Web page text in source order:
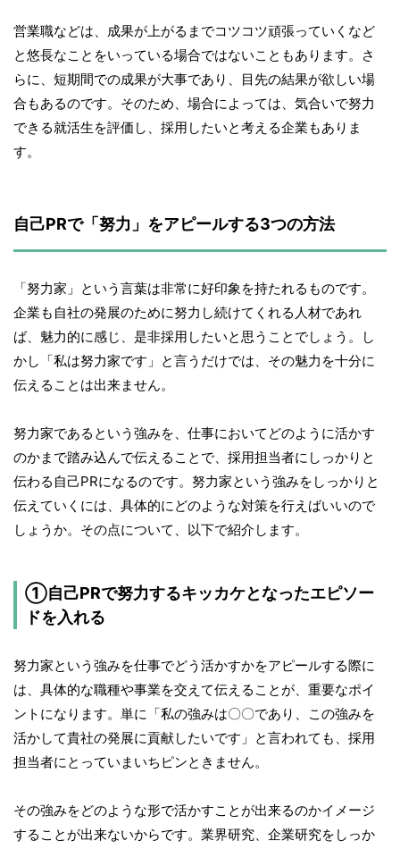
営業職などは、成果が上がるまでコツコツ頑張っていくなど
と悠長なことをいっている場合ではないこともあります。さ
らに、短期間での成果が大事であり、目先の結果が欲しい場
合もあるのです。そのため、場合によっては、気合いで努力
できる就活生を評価し、採用したいと考える企業もありま
す。
自己PRで「努力」をアピールする3つの方法
「努力家」という言葉は非常に好印象を持たれるものです。
企業も自社の発展のために努力し続けてくれる人材であれ
ば、魅力的に感じ、是非採用したいと思うことでしょう。し
かし「私は努力家です」と言うだけでは、その魅力を十分に
伝えることは出来ません。
努力家であるという強みを、仕事においてどのように活かす
のかまで踏み込んで伝えることで、採用担当者にしっかりと
伝わる自己PRになるのです。努力家という強みをしっかりと
伝えていくには、具体的にどのような対策を行えばいいので
しょうか。その点について、以下で紹介します。
①自己PRで努力するキッカケとなったエピソー
ドを入れる
努力家という強みを仕事でどう活かすかをアピールする際に
は、具体的な職種や事業を交えて伝えることが、重要なポイ
ントになります。単に「私の強みは〇〇であり、この強みを
活かして貴社の発展に貢献したいです」と言われても、採用
担当者にとっていまいちピンときません。
その強みをどのような形で活かすことが出来るのかイメージ
することが出来ないからです。業界研究、企業研究をしっか